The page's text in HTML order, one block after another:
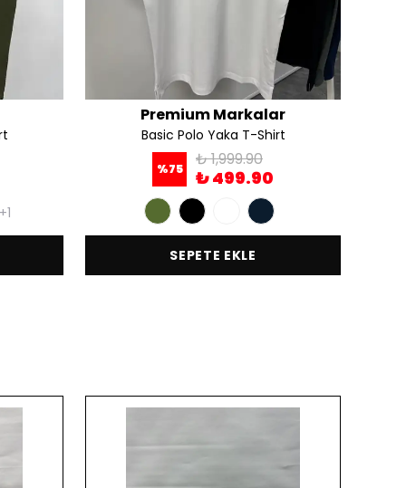
Premium Markalar
Basic Polo Yaka T-Shirt
%75 ₺ 1,999.90
₺ 499.90
SEPETE EKLE